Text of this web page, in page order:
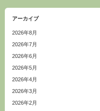
アーカイブ
2026年8月
2026年7月
2026年6月
2026年5月
2026年4月
2026年3月
2026年2月